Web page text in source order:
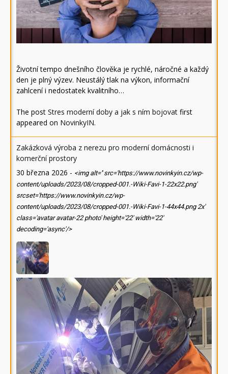
Životní tempo dnešního člověka je rychlé, náročné a každý
den je plný výzev. Neustálý tlak na výkon, informační
zahlcení i nedostatek kvalitního…
The post Stres moderní doby a jak s ním bojovat first
appeared on NovinkyIN.
Zakázková výroba z nerezu pro moderní domácnosti i
komerční prostory
30 března 2026 - <img alt='' src='https://www.novinkyin.cz/wp-
content/uploads/2023/08/cropped-001.-Wiki-Favi-1-22x22.png'
srcset='https://www.novinkyin.cz/wp-
content/uploads/2023/08/cropped-001.-Wiki-Favi-1-44x44.png 2x'
class='avatar avatar-22 photo' height='22' width='22'
decoding='async'/>